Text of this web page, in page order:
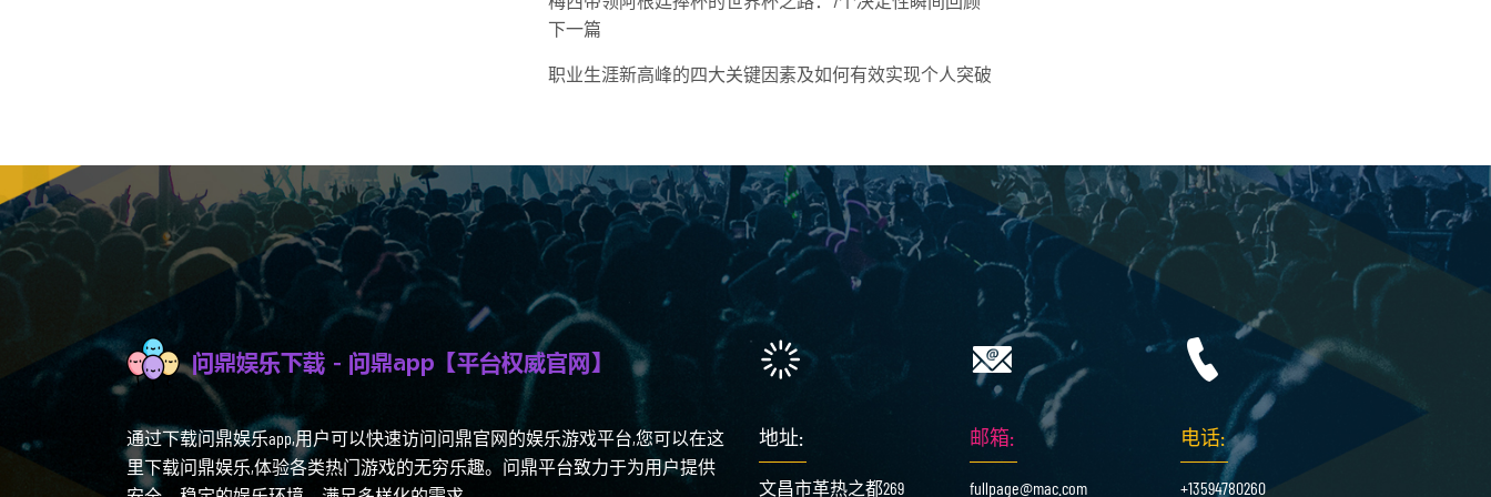
下一篇
职业生涯新高峰的四大关键因素及如何有效实现个人突破
通过下载问鼎娱乐app,用户可以快速访问问鼎官网的娱乐游戏平台,您可以在这
里下载问鼎娱乐,体验各类热门游戏的无穷乐趣。问鼎平台致力于为用户提供
地址:
文昌市革热之都269
邮箱:
fullpage@mac.com
电话:
+13594780260